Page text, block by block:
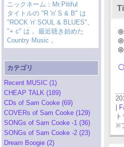
ニックネーム：Mr.Pitiful
タイトルの "R 'n' S & B" は
"ROCK 'n' SOUL & BLUES"。
"+ c" は， 最近聴き始めた
Country Music 。
カテゴリ
Recent MUSIC (1)
CHEAP TALK (189)
CDs of Sam Cooke (69)
COVERs of Sam Cooke (129)
SONGs of Sam Cooke -1 (36)
SONGs of Sam Cooke -2 (23)
Dream Boogie (2)
◎
◎
◎
※